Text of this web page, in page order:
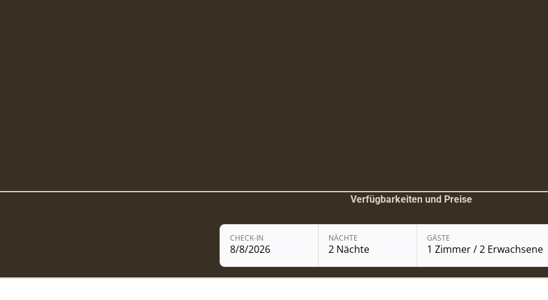
Verfügbarkeiten und Preise
CHECK-IN
8/8/2026
NÄCHTE
2 Nächte
GÄSTE
1 Zimmer / 2 Erwachsene
Buchungsmodul mit